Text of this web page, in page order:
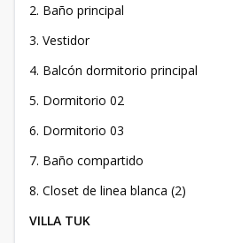
2. Baño principal
3. Vestidor
4. Balcón dormitorio principal
5. Dormitorio 02
6. Dormitorio 03
7. Baño compartido
8. Closet de linea blanca (2)
VILLA TUK